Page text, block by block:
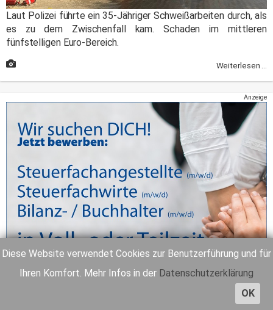
Diese Website verwendet Cookies zur Benutzerführung und für
Ihren Komfort. Mehr Infos in der Datenschutzerklärung
OK
Laut Polizei führte ein 35-Jähriger Schweißarbeiten durch, als
es zu dem Zwischenfall kam. Schaden im mittleren
fünfstelligen Euro-Bereich.
Weiterlesen ...
Anzeige